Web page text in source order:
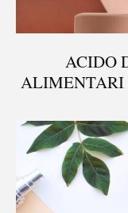
ACIDO
ALIMENTARI